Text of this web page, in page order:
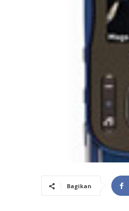
Bagikan